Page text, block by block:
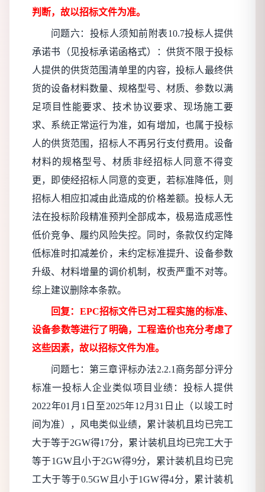
判断，故以招标文件为准。
问题六：投标人须知前附表10.7投标人提供
承诺书（见投标承诺函格式）：供货不限于投标
人提供的供货范围清单里的内容，投标人最终供
货的设备材料数量、规格型号、材质、参数以满
足项目性能要求、技术协议要求、现场施工要
求、系统正常运行为准，如有增加，也属于投标
人的供货范围，招标人不再另行支付费用。设备
材料的规格型号、材质非经招标人同意不得变
更，即使经招标人同意的变更，若标准降低，则
招标人相应扣减由此造成的价格差额。投标人无
法在投标阶段精准预判全部成本，极易造成恶性
低价竞争、履约风险失控。同时，条款仅约定降
低标准时扣减差价，未约定标准提升、设备参数
升级、材料增量的调价机制，权责严重不对等。
综上建议删除本条款。
回复： EPC招标文件已对工程实施的标准、
设备参数等进行了明确，工程造价也充分考虑了
这些因素，故以招标文件为准。
问题七：第三章评标办法2.2.1商务部分评分
标准一投标人企业类似项目业绩：投标人提供
2022年01月1日至2025年12月31日止（以竣工时
间为准），风电类似业绩，累计装机且均已完工
大于等于2GW得17分，累计装机且均已完工大于
等于1GW且小于2GW得9分，累计装机且均已完
工大于等于0.5GW且小于1GW得4分，累计装机